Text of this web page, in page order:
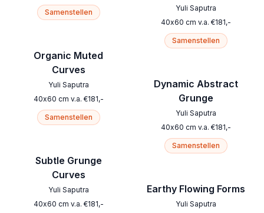
Samenstellen
Organic Muted
Curves
Yuli Saputra
40x60 cm v.a. €181,-
Samenstellen
Subtle Grunge
Curves
Yuli Saputra
40x60 cm v.a. €181,-
Yuli Saputra
40x60 cm v.a. €181,-
Samenstellen
Dynamic Abstract
Grunge
Yuli Saputra
40x60 cm v.a. €181,-
Samenstellen
Earthy Flowing Forms
Yuli Saputra